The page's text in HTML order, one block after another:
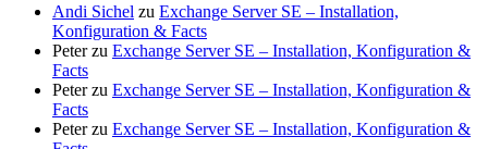
Andi Sichel zu Exchange Server SE – Installation,
Konfiguration & Facts
Peterzu Exchange Server SE – Installation, Konfiguration &
Facts
Peterzu Exchange Server SE – Installation, Konfiguration &
Facts
Peterzu Exchange Server SE – Installation, Konfiguration &